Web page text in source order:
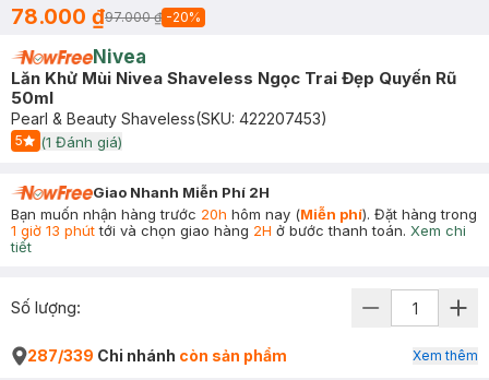
78.000 ₫97.000 ₫ -20%
Nivea
Lăn Khử Mùi Nivea Shaveless Ngọc Trai Đẹp Quyến Rũ
50ml
Pearl & Beauty Shaveless(SKU: 422207453)
5
Start Icon
(1 Đánh giá)
Giao Nhanh Miễn Phí 2H
Bạn muốn nhận hàng trước 20h hôm nay (Miễn phí). Đặt hàng trong
1 giờ 13 phúttới và chọn giao hàng 2H ở bước thanh toán. Xem chi
tiết
Số lượng:
287/339 Chi nhánh còn sản phẩm Xem thêm